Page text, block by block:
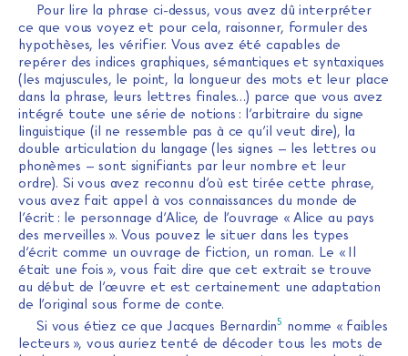
Pour lire la phrase ci-dessus, vous avez dû interpréter
ce que vous voyez et pour cela, raisonner, formuler des
hypothèses, les vérifier. Vous avez été capables de
repérer des indices graphiques, sémantiques et syntaxiques
(les majuscules, le point, la longueur des mots et leur place
dans la phrase, leurs lettres finales…) parce que vous avez
intégré toute une série de notions : l’arbitraire du signe
linguistique (il ne ressemble pas à ce qu’il veut dire), la
double articulation du langage (les signes – les lettres ou
phonèmes – sont signifiants par leur nombre et leur
ordre). Si vous avez reconnu d’où est tirée cette phrase,
vous avez fait appel à vos connaissances du monde de
l’écrit : le personnage d’Alice, de l’ouvrage « Alice au pays
des merveilles ». Vous pouvez le situer dans les types
d’écrit comme un ouvrage de fiction, un roman. Le « Il
était une fois », vous fait dire que cet extrait se trouve
au début de l’œuvre et est certainement une adaptation
de l’original sous forme de conte.
Si vous étiez ce que Jacques Bernardin5 nomme « faibles
lecteurs », vous auriez tenté de décoder tous les mots de